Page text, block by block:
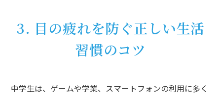
3. 目の疲れを防ぐ正しい生活
習慣のコツ
中学生は、ゲームや学業、スマートフォンの利用に多く